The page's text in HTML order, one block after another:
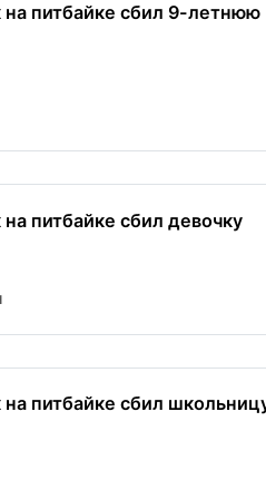
питбайке сбил 9-летнюю
питбайке сбил девочку
питбайке сбил